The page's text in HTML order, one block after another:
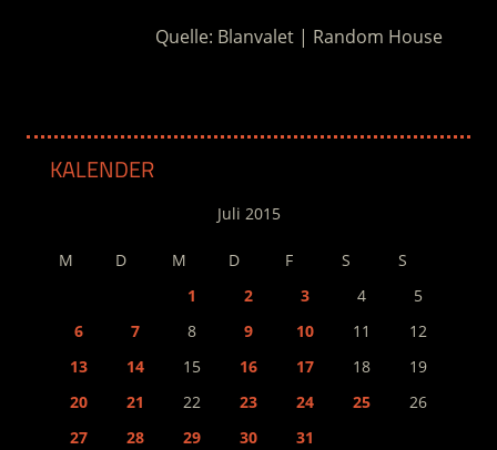
Quelle: Blanvalet | Random House
KALENDER
Juli 2015
M D M D F S
S
1
2 3 4
5
6
7 8 9 10 11
12
13
14 15 16 17 18
19
20
21 22 23 24 25
26
27
28 29 30
31